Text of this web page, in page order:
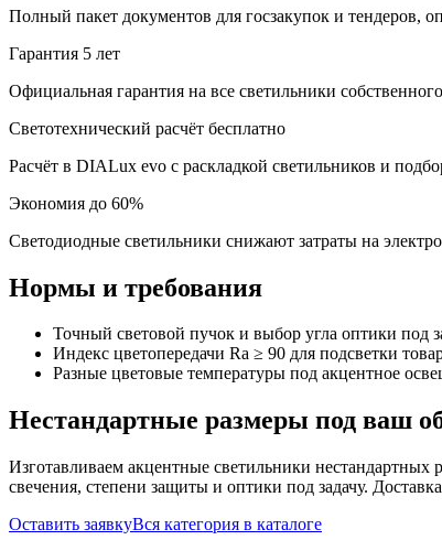
Полный пакет документов для госзакупок и тендеров,
Гарантия 5 лет
Официальная гарантия на все светильники
Светотехнический расчёт бесплатно
Расчёт в DIALux evo с раскладкой светильников и
Экономия до 60%
Светодиодные светильники снижают затраты на
Нормы и требования
Точный световой пучок и выбор угла оптики под
Индекс цветопередачи Ra ≥ 90 для подсветки
Разные цветовые температуры под акцентное
Нестандартные размеры под ваш
Изготавливаем акцентные светильники
свечения, степени защиты и оптики под задачу. Доставка
Оставить заявкуВся категория в каталоге